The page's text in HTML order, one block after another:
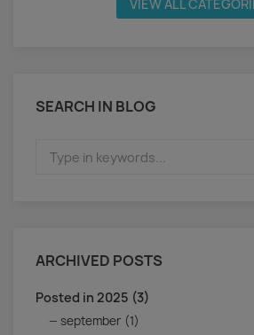
VIEW ALL
SEARCH IN BLOG
ARCHIVED POSTS
Posted in 2025 (3)
september (1)